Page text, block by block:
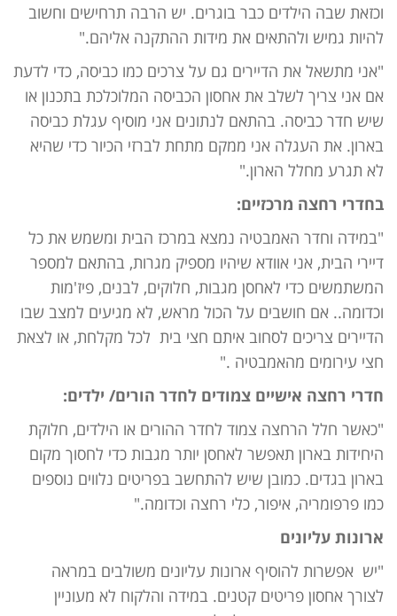
וכזאת שבה הילדים כבר בוגרים. יש הרבה תרחישים וחשוב
להיות גמיש ולהתאים את מידות ההתקנה אליהם."
"אני מתשאל את הדיירים גם על צרכים כמו כביסה, כדי לדעת
אם אני צריך לשלב את אחסון הכביסה המלוכלכת בתכנון או
שיש חדר כביסה. בהתאם לנתונים אני מוסיף עגלת כביסה
בארון. את העגלה אני ממקם מתחת לברזי הכיור כדי שהיא
לא תגרע מחלל הארון."
בחדרי רחצה מרכזיים:
"במידה וחדר האמבטיה נמצא במרכז הבית ומשמש את כל
דיירי הבית, אני אוודא שיהיו מספיק מגרות, בהתאם למספר
המשתמשים כדי לאחסן מגבות, חלוקים, לבנים, פיז'מות
וכדומה.. אם חושבים על הכול מראש, לא מגיעים למצב שבו
הדיירים צריכים לסחוב איתם חצי בית לכל מקלחת, או לצאת
חצי עירומים מהאמבטיה ."
חדרי רחצה אישיים צמודים לחדר הורים/ ילדים:
"כאשר חלל הרחצה צמוד לחדר ההורים או הילדים, חלוקת
היחידות בארון תאפשר לאחסן יותר מגבות כדי לחסוך מקום
בארון בגדים. כמובן שיש להתחשב בפריטים נלווים נוספים
כמו פרפומריה, איפור, כלי רחצה וכדומה."
ארונות עליונים
"יש אפשרות להוסיף ארונות עליונים משולבים במראה
לצורך אחסון פריטים קטנים. במידה והלקוח לא מעוניין